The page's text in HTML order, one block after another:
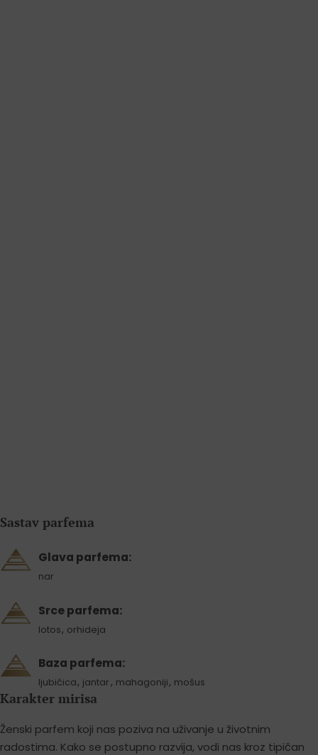
Sastav parfema
Glava parfema:
nar
Srce parfema:
lotos, orhideja
Baza parfema:
ljubičica, jantar, mahagoniji, mošus
Karakter mirisa
Ženski parfem koji nas poziva na uživanje u životnim
radostima. Kako se postupno razvija, vodi nas kroz tipičan